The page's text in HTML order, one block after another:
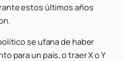
estos últimos años
se ufana de haber
para un país, o traer X o Y